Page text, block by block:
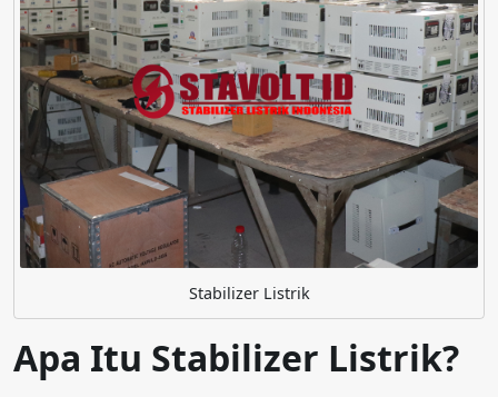
Stabilizer Listrik
Apa Itu Stabilizer Listrik?